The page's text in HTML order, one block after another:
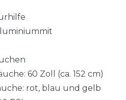
60 Zoll (ca. 152 cm)
rot, blau und gelb